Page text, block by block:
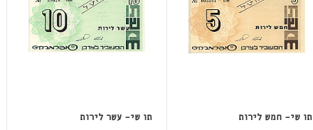
תו שי- חמש לירות
תו שי- עשר לירות